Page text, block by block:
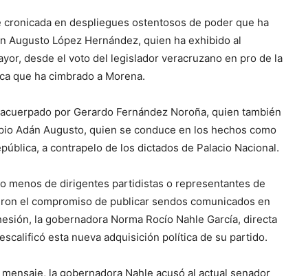
en despliegues ostentosos de poder que ha
Augusto López Hernández, quien ha exhibido al
desde el voto del legislador veracruzano en pro de la
que ha cimbrado a Morena.
por Gerardo Fernández Noroña, quien también
Adán Augusto, quien se conduce en los hechos como
a contrapelo de los dictados de Palacio Nacional.
menos de dirigentes partidistas o representantes de
el compromiso de publicar sendos comunicados en
la gobernadora Norma Rocío Nahle García, directa
esta nueva adquisición política de su partido.
la gobernadora Nahle acusó al actual senador